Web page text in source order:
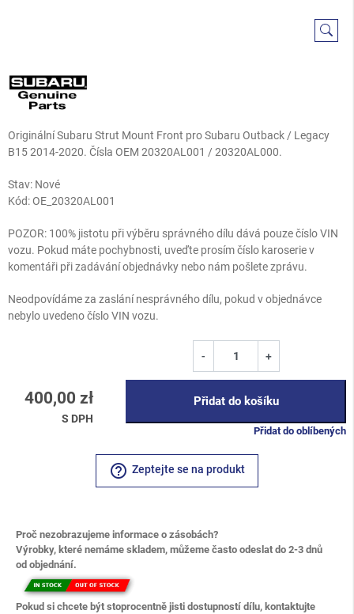
Originální Subaru Strut Mount Front pro Subaru Outback / Legacy
B15 2014-2020. Čísla OEM 20320AL001 / 20320AL000.
Stav: Nové
Kód:OE_20320AL001
POZOR: 100% jistotu při výběru správného dílu dává pouze číslo VIN
vozu. Pokud máte pochybnosti, uveďte prosím číslo karoserie v
komentáři při zadávání objednávky nebo nám pošlete zprávu.
Neodpovídáme za zaslání nesprávného dílu, pokud v objednávce
nebylo uvedeno číslo VIN vozu.
400,00 zł
S DPH
- +
Přidat do košíku
Přidat do oblíbených
help_outline Zeptejte se na produkt
Proč nezobrazujeme informace o zásobách?
Výrobky, které nemáme skladem, můžeme často odeslat do 2-3 dnů
od objednání.
Pokud si chcete být stoprocentně jisti dostupností dílu, kontaktujte